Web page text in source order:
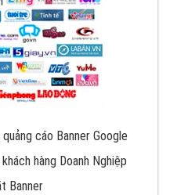
cáo Banner Google
hàng Doanh Nghiệp
Banner